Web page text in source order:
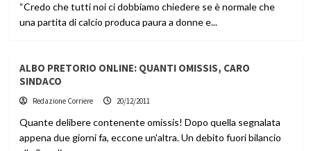
“Credo che tutti noi ci dobbiamo chiedere se è normale che
una partita di calcio produca paura a donne e...
ALBO PRETORIO ONLINE: QUANTI OMISSIS, CARO
SINDACO
Redazione Corriere 20/12/2011
Quante delibere contenente omissis! Dopo quella segnalata
appena due giorni fa, eccone un'altra. Un debito fuori bilancio